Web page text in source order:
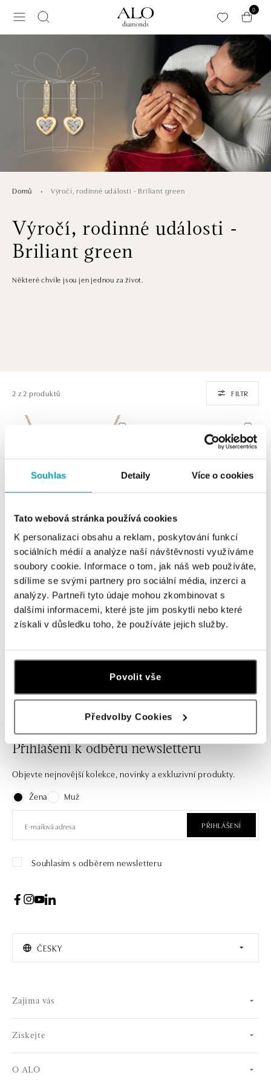
Souhlas Detaily Více o cookies
Tato webová stránka používá cookies
K personalizaci obsahu a reklam, poskytování funkcí
sociálních médií a analýze naší návštěvnosti využíváme
soubory cookie. Informace o tom, jak náš web používáte,
sdílíme se svými partnery pro sociální média, inzerci a
analýzy. Partneři tyto údaje mohou zkombinovat s
dalšími informacemi, které jste jim poskytli nebo které
získali v důsledku toho, že používáte jejich služby.
Povolit vše
Předvolby Cookies
0
Domů Výročí, rodinné události - Briliant green
Výročí, rodinné události -
Briliant green
Některé chvíle jsou jen jednou za život.
2 z 2 produktů FILTR
ALO
Náhrdelník se zeleným diamantem
Essential Drop
od 13 746 Kč
ALO
Náramek se zeleným diamantem
Essential Shine
od 14 302 Kč
Některé chvíle jsou jen jednou za život.
Přihlášení k odběru newsletteru
Objevte nejnovější kolekce, novinky a exkluzivní produkty.
Žena
Muž
PŘIHLÁŠENÍ
Souhlasím s odběrem newsletteru
ČESKY
Zajíma vás
Získejte
O ALO